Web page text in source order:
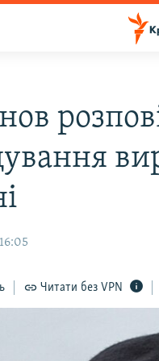
Читати без VPN